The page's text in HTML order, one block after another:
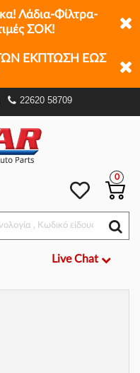
Λάδια-Φίλτρα-
ΣΟΚ!
ΕΚΠΤΩΣΗ ΕΩΣ
22620 58709
0
Live Chat